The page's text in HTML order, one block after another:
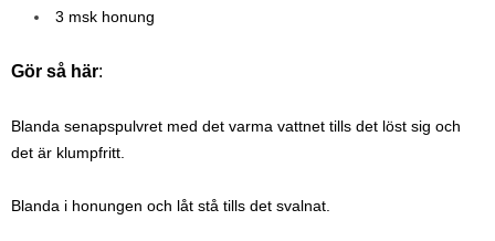
3 msk honung
Gör så här:
Blanda senapspulvret med det varma vattnet tills det löst sig och
det är klumpfritt.
Blanda i honungen och låt stå tills det svalnat.